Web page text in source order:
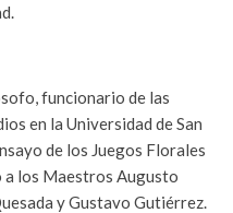
funcionario de las
en la Universidad de San
de los Juegos Florales
a los Maestros Augusto
y Gustavo Gutiérrez.